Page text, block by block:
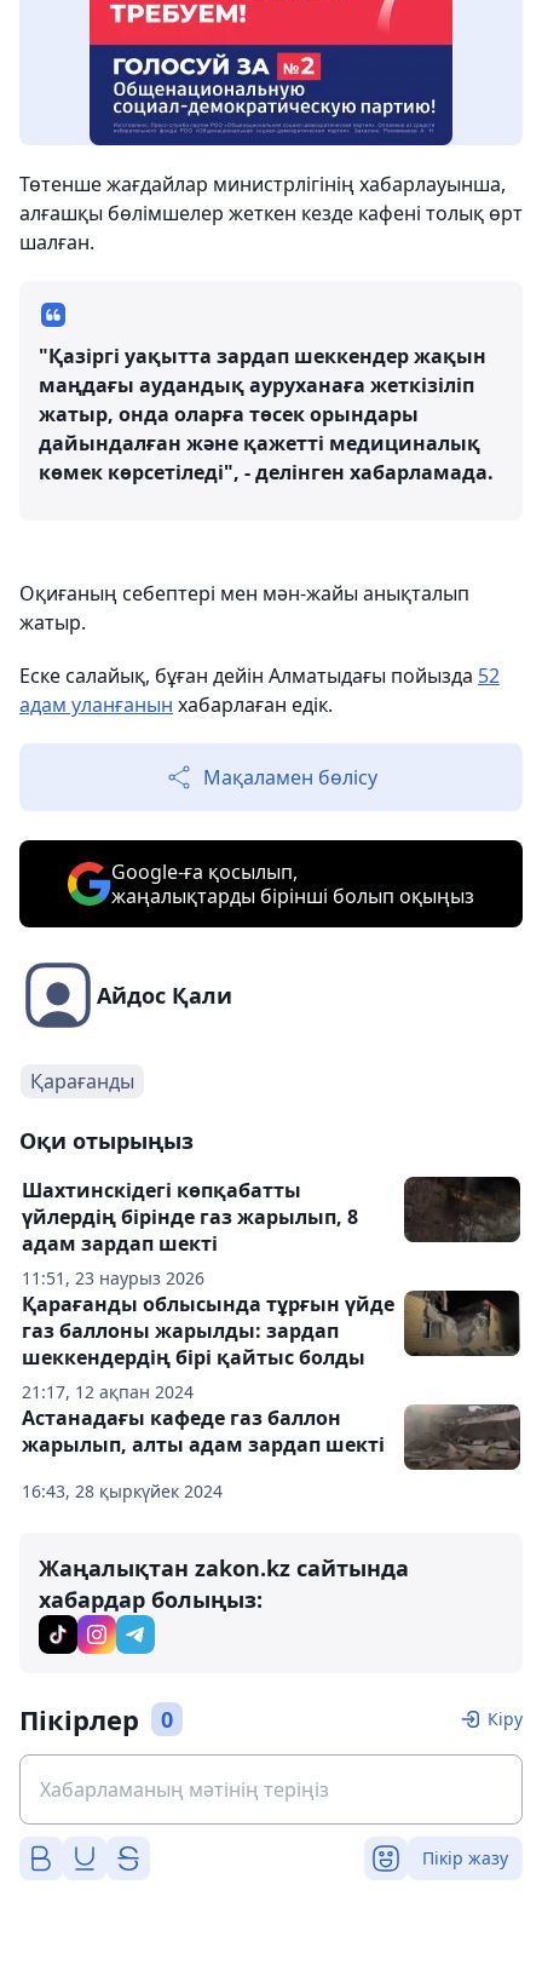
Төтенше жағдайлар министрлігінің хабарлауынша,
алғашқы бөлімшелер жеткен кезде кафені толық өрт
шалған.
"Қазіргі уақытта зардап шеккендер жақын
маңдағы аудандық ауруханаға жеткізіліп
жатыр, онда оларға төсек орындары
дайындалған және қажетті медициналық
көмек көрсетіледі", - делінген хабарламада.
Оқиғаның себептері мен мән-жайы анықталып
жатыр.
Еске салайық, бұған дейін Алматыдағы пойызда 52
адам уланғанын хабарлаған едік.
Мақаламен бөлісу
Google-ға қосылып,
жаңалықтарды бірінші болып оқыңыз
Айдос Қали
Қарағанды
Оқи отырыңыз
11:51, 23 наурыз 2026
Шахтинскідегі көпқабатты
үйлердің бірінде газ жарылып, 8
адам зардап шекті
21:17, 12 ақпан 2024
Қарағанды ​​облысында тұрғын үйде
газ баллоны жарылды: зардап
шеккендердің бірі қайтыс болды
16:43, 28 қыркүйек 2024
Астанадағы кафеде газ баллон
жарылып, алты адам зардап шекті
Жаңалықтан zakon.kz сайтында
хабардар болыңыз:
Пікірлер 0 Кіру
Пікір жазу